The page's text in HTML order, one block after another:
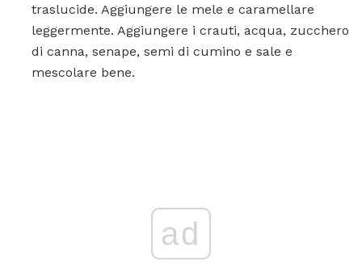
traslucide. Aggiungere le mele e caramellare
leggermente. Aggiungere i crauti, acqua, zucchero
di canna, senape, semi di cumino e sale e
mescolare bene.
ad